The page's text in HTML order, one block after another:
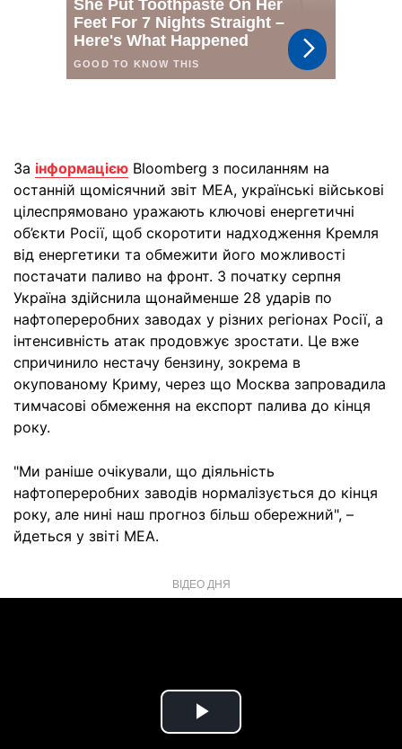
За інформацією Bloomberg з посиланням на
останній щомісячний звіт МЕА, українські військові
цілеспрямовано уражають ключові енергетичні
об’єкти Росії, щоб скоротити надходження Кремля
від енергетики та обмежити його можливості
постачати паливо на фронт. З початку серпня
Україна здійснила щонайменше 28 ударів по
нафтопереробних заводах у різних регіонах Росії, а
інтенсивність атак продовжує зростати. Це вже
спричинило нестачу бензину, зокрема в
окупованому Криму, через що Москва запровадила
тимчасові обмеження на експорт палива до кінця
року.
"Ми раніше очікували, що діяльність
нафтопереробних заводів нормалізується до кінця
року, але нині наш прогноз більш обережний", –
йдеться у звіті МЕА.
ВІДЕО ДНЯ
Play